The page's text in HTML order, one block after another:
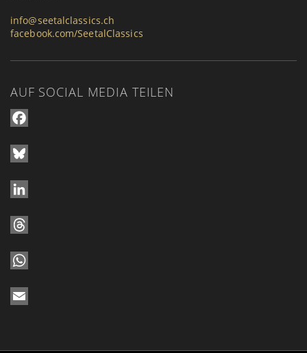
info@seetalclassics.ch
facebook.com/SeetalClassics
AUF SOCIAL MEDIA TEILEN